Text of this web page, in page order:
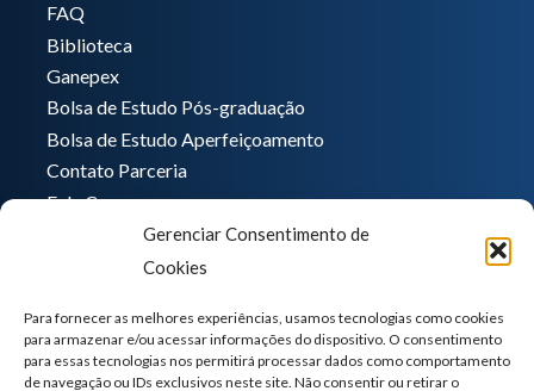
Gerenciar Consentimento de
Cookies
Para fornecer as melhores experiências, usamos tecnologias como cookies
para armazenar e/ou acessar informações do dispositivo. O consentimento
para essas tecnologias nos permitirá processar dados como comportamento
de navegação ou IDs exclusivos neste site. Não consentir ou retirar o
FAQ
Biblioteca
Ganepex
Bolsa de Estudo Pós-graduação
Bolsa de Estudo Aperfeiçoamento
Contato Parceria
Fale Conosco
informatica@ganeplar.com.br